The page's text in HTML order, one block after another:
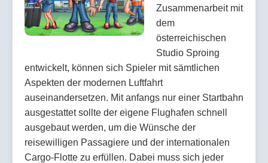
Zusammenarbeit mit
dem
österreichischen
Studio Sproing
entwickelt, können sich Spieler mit sämtlichen
Aspekten der modernen Luftfahrt
auseinandersetzen. Mit anfangs nur einer Startbahn
ausgestattet sollte der eigene Flughafen schnell
ausgebaut werden, um die Wünsche der
reisewilligen Passagiere und der internationalen
Cargo-Flotte zu erfüllen. Dabei muss sich jeder